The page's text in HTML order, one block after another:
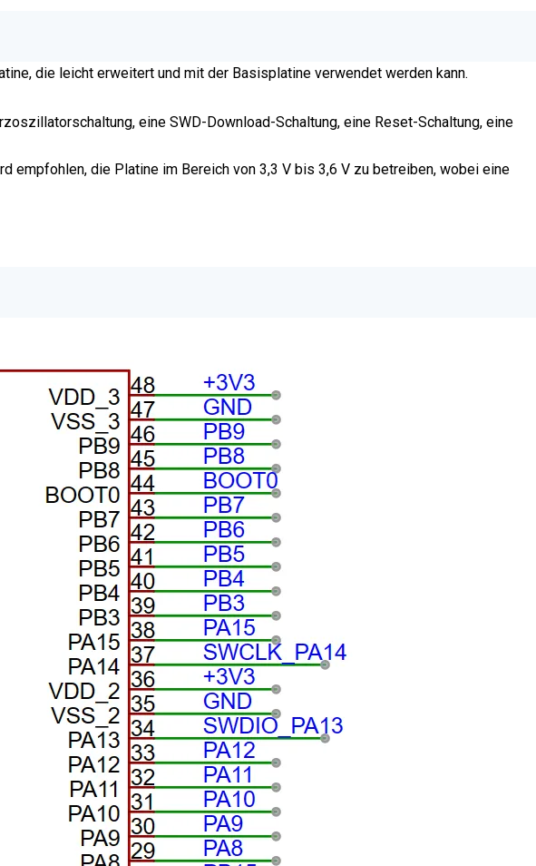
die leicht erweitert und mit der Basisplatine verwendet werden kann.
eine SWD-Download-Schaltung, eine Reset-Schaltung, eine
empfohlen, die Platine im Bereich von 3,3 V bis 3,6 V zu betreiben, wobei eine